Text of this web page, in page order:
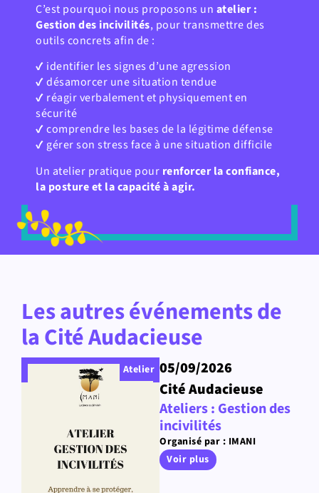
C’est pourquoi nous proposons un atelier :
Gestion des incivilités, pour transmettre des
outils concrets afin de :
✔ identifier les signes d’une agression
✔ désamorcer une situation tendue
✔ réagir verbalement et physiquement en
sécurité
✔ comprendre les bases de la légitime défense
✔ gérer son stress face à une situation difficile
Un atelier pratique pour renforcer la confiance,
la posture et la capacité à agir.
Les autres événements de
la Cité Audacieuse
Atelier 05/09/2026
Cité Audacieuse
Ateliers : Gestion des
incivilités
Organisé par : IMANI
Voir plus